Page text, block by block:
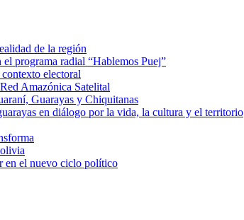
de la región
programa radial “Hablemos Puej”
electoral
Amazónica Satelital
Guarayas y Chiquitanas
en diálogo por la vida, la cultura y el territorio
en el nuevo ciclo político